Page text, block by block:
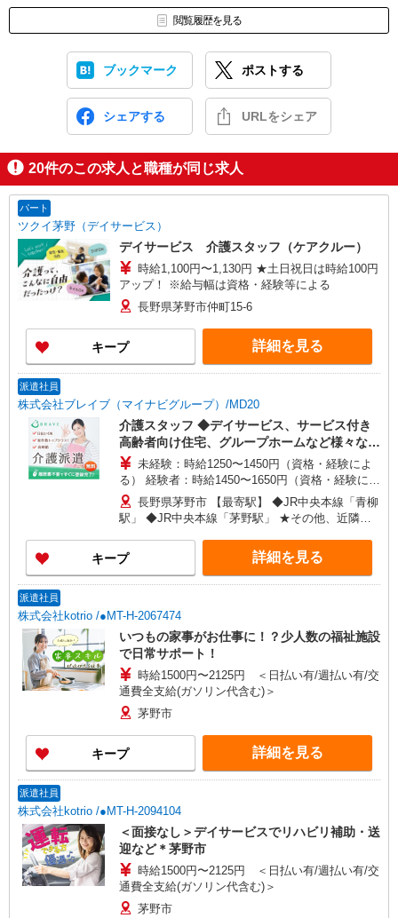
閲覧履歴を見る
ブックマーク ポストする
シェアする URLをシェア
20件のこの求人と職種が同じ求人
パート
ツクイ茅野（デイサービス）
デイサービス 介護スタッフ（ケアクルー）
時給1,100円〜1,130円 ★土日祝日は時給100円
アップ！ ※給与幅は資格・経験等による
長野県茅野市仲町15-6
キープ 詳細を見る
派遣社員
株式会社ブレイブ（マイナビグループ）/MD20
介護スタッフ ◆デイサービス、サービス付き
高齢者向け住宅、グループホームなど様々な勤
務先から選べます。
未経験：時給1250〜1450円（資格・経験によ
る） 経験者：時給1450〜1650円（資格・経験によ
る） ◎月収例 時給1650円×1日8時間×22日（週5
日）＝29万400円 ◆昇給あり ◆支払い方法 ※日払
い/週払い/月払い対応も可能です。詳しくは面談時
にご相談ください。 ◆交通費：別途全額支給 ※当
社規定あり
長野県茅野市 【最寄駅】 ◆JR中央本線「青柳
駅」 ◆JR中央本線「茅野駅」 ★その他、近隣に
キープ 詳細を見る
派遣社員
株式会社kotrio /●MT-H-2067474
いつもの家事がお仕事に！？少人数の福祉施設
で日常サポート！
時給1500円〜2125円 ＜日払い有/週払い有/交
通費全支給(ガソリン代含む)＞
茅野市
キープ 詳細を見る
派遣社員
株式会社kotrio /●MT-H-2094104
＜面接なし＞デイサービスでリハビリ補助・送
迎など＊茅野市
時給1500円〜2125円 ＜日払い有/週払い有/交
通費全支給(ガソリン代含む)＞
茅野市